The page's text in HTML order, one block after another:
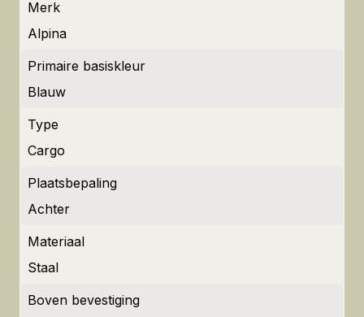
Merk
Alpina
Primaire basiskleur
Blauw
Type
Cargo
Plaatsbepaling
Achter
Materiaal
Staal
Boven bevestiging